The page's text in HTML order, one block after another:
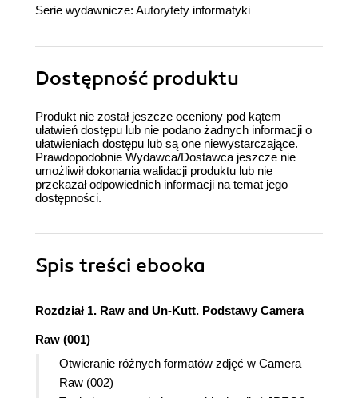
Serie wydawnicze: Autorytety informatyki
Dostępność produktu
Produkt nie został jeszcze oceniony pod kątem
ułatwień dostępu lub nie podano żadnych informacji o
ułatwieniach dostępu lub są one niewystarczające.
Prawdopodobnie Wydawca/Dostawca jeszcze nie
umożliwił dokonania walidacji produktu lub nie
przekazał odpowiednich informacji na temat jego
dostępności.
Spis treści ebooka
Rozdział 1. Raw and Un-Kutt. Podstawy Camera
Raw (001)
Otwieranie różnych formatów zdjęć w Camera
Raw (002)